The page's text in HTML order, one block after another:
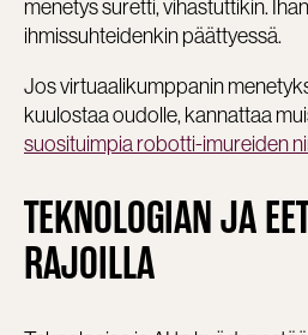
menetys suretti, vihastuttikin.
ihmissuhteidenkin päättyessä.
Jos virtuaalikumppanin
kuulostaa oudolle, kannattaa
suosituimpia robotti-imureiden
TEKNOLOGIAN JA
RAJOILLA